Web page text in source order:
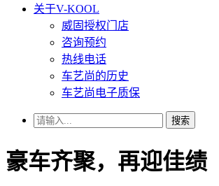
关于V-KOOL
威固授权门店
咨询预约
热线电话
车艺尚的历史
车艺尚电子质保
搜索
豪车齐聚，再迎佳绩